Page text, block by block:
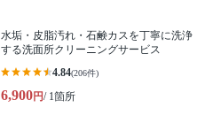
水垢・皮脂汚れ・石鹸カスを丁寧に洗浄
する洗面所クリーニングサービス
4.84(206件)
6,900円/ 1箇所